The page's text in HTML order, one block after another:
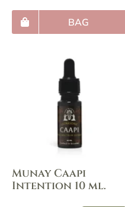
BAG
Munay Caapi
Intention 10 ml.